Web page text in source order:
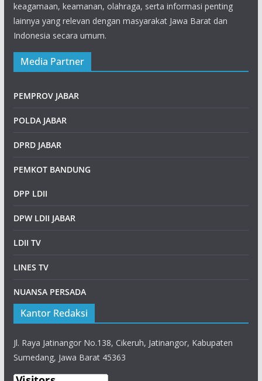
keagamaan, keamanan, olahraga, serta informasi penting
lainnya yang relevan dengan masyarakat Jawa Barat dan
Indonesia secara umum.
Media Partner
PEMPROV JABAR
POLDA JABAR
DPRD JABAR
PEMKOT BANDUNG
DPP LDII
DPW LDII JABAR
LDII TV
LINES TV
NUANSA PERSADA
Kantor Redaksi
Jl. Raya Jatinangor No.138, Cikeruh, Jatinangor, Kabupaten
Sumedang, Jawa Barat 45363